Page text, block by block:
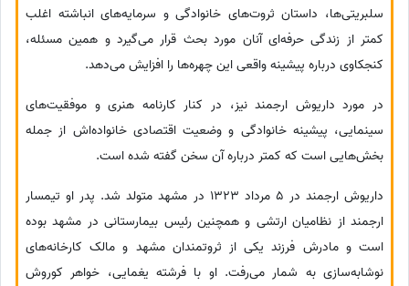
سلبریتی‌ها، داستان ثروت‌های خانوادگی و سرمایه‌های انباشته اغلب
کمتر از زندگی حرفه‌ای آنان مورد بحث قرار می‌گیرد و همین مسئله،
کنجکاوی درباره پیشینه واقعی این چهره‌ها را افزایش می‌دهد.
در مورد داریوش ارجمند نیز، در کنار کارنامه هنری و موفقیت‌های
سینمایی، پیشینه خانوادگی و وضعیت اقتصادی خانواده‌اش از جمله
بخش‌هایی است که کمتر درباره آن سخن گفته شده است.
داریوش ارجمند در 5 مرداد 1323 در مشهد متولد شد. پدر او تیمسار
ارجمند از نظامیان ارتشی و همچنین رئیس بیمارستانی در مشهد بوده
است و مادرش فرزند یکی از ثروتمندان مشهد و مالک کارخانه‌های
نوشابه‌سازی به شمار می‌رفت. او با فرشته یغمایی، خواهر کوروش